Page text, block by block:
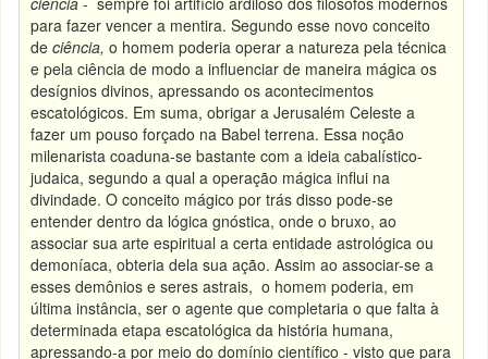
para fazer vencer a mentira. Segundo esse novo conceito
deciência,o homem poderia operar a natureza pela técnica
e pela ciência de modo a influenciar de maneira mágica os
desígnios divinos, apressando os acontecimentos
escatológicos. Em suma, obrigar a Jerusalém Celeste a
fazer um pouso forçado na Babel terrena. Essa noção
milenarista coaduna-se bastante com a ideia cabalístico-
judaica, segundo a qual a operação mágica influi na
divindade. O conceito mágico por trás disso pode-se
entender dentro da lógica gnóstica, onde o bruxo, ao
associar sua arte espiritual a certa entidade astrológica ou
demoníaca, obteria dela sua ação. Assim ao associar-se a
esses demônios e seres astrais, o homem poderia, em
última instância, ser o agente que completaria o que falta à
determinada etapa escatológica da história humana,
apressando-a por meio do domínio científico - visto que para